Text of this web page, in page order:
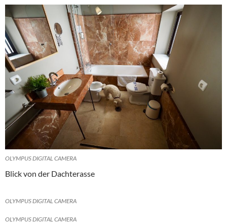
OLYMPUS DIGITAL CAMERA
Blick von der Dachterasse
OLYMPUS DIGITAL CAMERA
OLYMPUS DIGITAL CAMERA